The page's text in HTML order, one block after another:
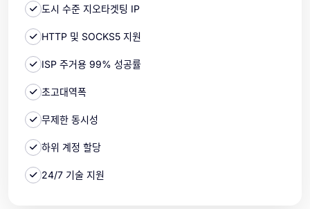
도시 수준 지오타겟팅 IP
HTTP 및 SOCKS5 지원
ISP 주거용 99% 성공률
초고대역폭
무제한 동시성
하위 계정 할당
24/7 기술 지원